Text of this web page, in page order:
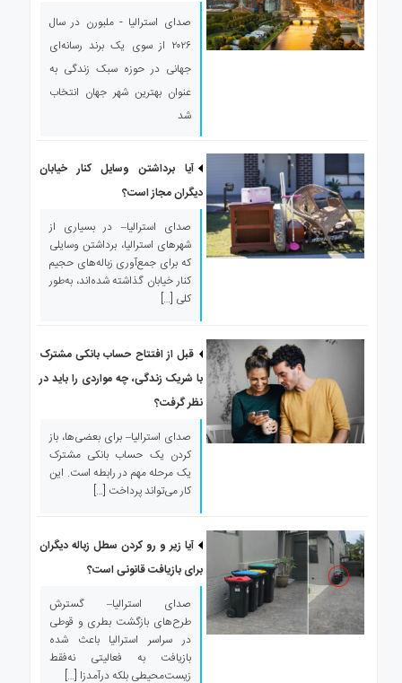
صدای استرالیا - ملبورن در سال
۲۰۲۶ از سوی یک برند رسانه‌ای
جهانی در حوزه سبک زندگی به
عنوان بهترین شهر جهان انتخاب
شد
آیا برداشتن وسایل کنار خیابان
دیگران مجاز است؟
صدای استرالیا– در بسیاری از
شهرهای استرالیا، برداشتن وسایلی
که برای جمع‌آوری زباله‌های حجیم
کنار خیابان گذاشته شده‌اند، به‌طور
کلی […]
قبل از افتتاح حساب بانکی مشترک
با شریک زندگی، چه مواردی را باید در
نظر گرفت؟
صدای استرالیا– برای بعضی‌ها، باز
کردن یک حساب بانکی مشترک
یک مرحله مهم در رابطه است. این
کار می‌تواند پرداخت […]
آیا زیر و رو کردن سطل زباله دیگران
برای بازیافت قانونی است؟
صدای استرالیا– گسترش
طرح‌های بازگشت بطری و قوطی
در سراسر استرالیا باعث شده
بازیافت به فعالیتی نه‌فقط
زیست‌محیطی بلکه درآمدزا […]